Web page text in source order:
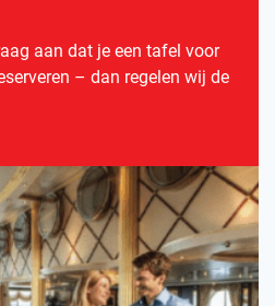
aan dat je een tafel voor
– dan regelen wij de